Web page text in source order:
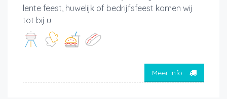
lente feest, huwelijk of bedrijfsfeest komen wij
tot bij u
Meer info